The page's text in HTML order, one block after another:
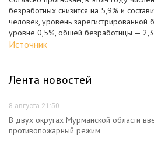
безработных снизится на 5,9% и
человек, уровень зарегистрированной
уровне 0,5%, общей безработицы —
Источник
Лента новостей
8 августа 21:50
В двух округах Мурманской области
противопожарный режим